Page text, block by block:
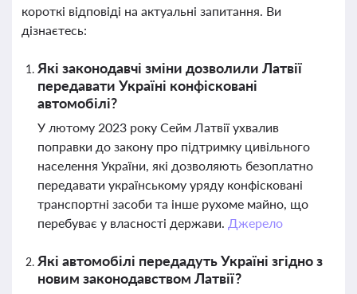
короткі відповіді на актуальні запитання. Ви
дізнаєтесь:
Які законодавчі зміни дозволили Латвії
передавати Україні конфісковані
автомобілі?
У лютому 2023 року Сейм Латвії ухвалив
поправки до закону про підтримку цивільного
населення України, які дозволяють безоплатно
передавати українському уряду конфісковані
транспортні засоби та інше рухоме майно, що
перебуває у власності держави. Джерело
Які автомобілі передадуть Україні згідно з
новим законодавством Латвії?